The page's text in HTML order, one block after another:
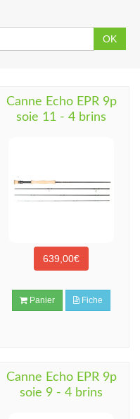
OK
Canne Echo EPR 9p
soie 11 - 4 brins
639,00€
Panier Fiche
Canne Echo EPR 9p
soie 9 - 4 brins